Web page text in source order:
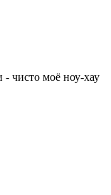
- чисто моё ноу-хау